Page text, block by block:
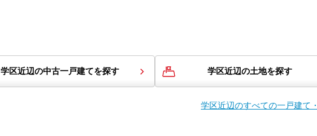
学区近辺の中古一戸建てを探す 学区近辺の土地を探す
学区近辺のすべての一戸建て